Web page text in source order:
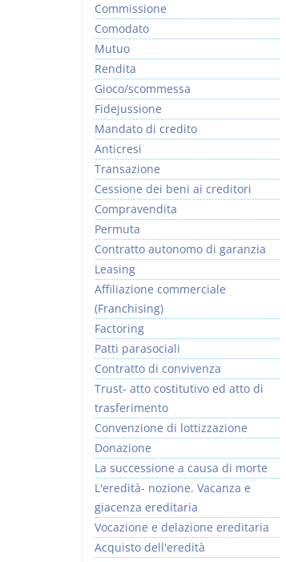
Commissione
Comodato
Mutuo
Rendita
Gioco/scommessa
Fidejussione
Mandato di credito
Anticresi
Transazione
Cessione dei beni ai creditori
Compravendita
Permuta
Contratto autonomo di garanzia
Leasing
Affiliazione commerciale
(Franchising)
Factoring
Patti parasociali
Contratto di convivenza
Trust- atto costitutivo ed atto di
trasferimento
Convenzione di lottizzazione
Donazione
La successione a causa di morte
L'eredità- nozione. Vacanza e
giacenza ereditaria
Vocazione e delazione ereditaria
Acquisto dell'eredità